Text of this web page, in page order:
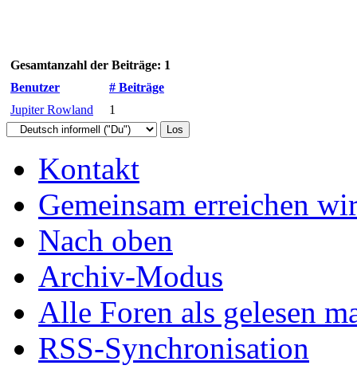
Gesamtanzahl der Beiträge: 1
Benutzer
# Beiträge
Jupiter Rowland
1
Kontakt
Gemeinsam erreichen
Nach oben
Archiv-Modus
Alle Foren als gelesen
RSS-Synchronisation